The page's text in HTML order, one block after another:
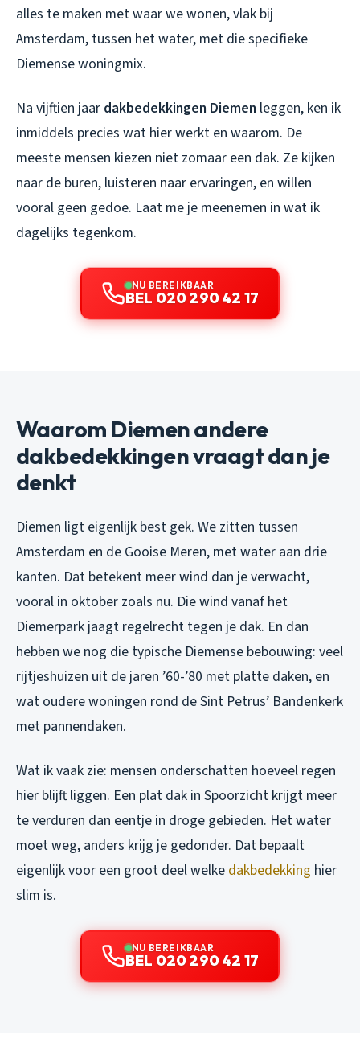
alles te maken met waar we wonen, vlak bij
Amsterdam, tussen het water, met die specifieke
Diemense woningmix.
Na vijftien jaar dakbedekkingen Diemen leggen, ken ik
inmiddels precies wat hier werkt en waarom. De
meeste mensen kiezen niet zomaar een dak. Ze kijken
naar de buren, luisteren naar ervaringen, en willen
vooral geen gedoe. Laat me je meenemen in wat ik
dagelijks tegenkom.
NU BEREIKBAAR
BEL 020 290 42 17
Waarom Diemen andere
dakbedekkingen vraagt dan je
denkt
Diemen ligt eigenlijk best gek. We zitten tussen
Amsterdam en de Gooise Meren, met water aan drie
kanten. Dat betekent meer wind dan je verwacht,
vooral in oktober zoals nu. Die wind vanaf het
Diemerpark jaagt regelrecht tegen je dak. En dan
hebben we nog die typische Diemense bebouwing: veel
rijtjeshuizen uit de jaren ’60-’80 met platte daken, en
wat oudere woningen rond de Sint Petrus’ Bandenkerk
met pannendaken.
Wat ik vaak zie: mensen onderschatten hoeveel regen
hier blijft liggen. Een plat dak in Spoorzicht krijgt meer
te verduren dan eentje in droge gebieden. Het water
moet weg, anders krijg je gedonder. Dat bepaalt
eigenlijk voor een groot deel welke dakbedekking hier
slim is.
NU BEREIKBAAR
BEL 020 290 42 17